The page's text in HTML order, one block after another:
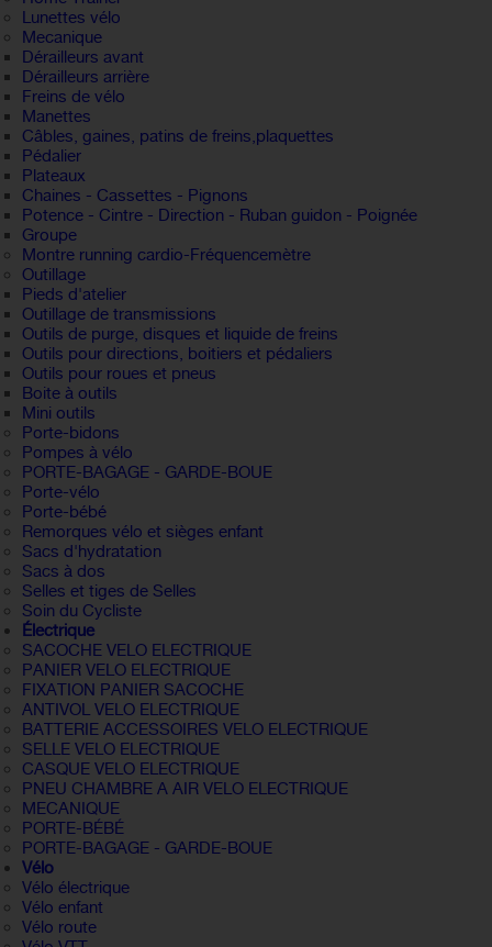
Lunettes vélo
Mecanique
Dérailleurs avant
Dérailleurs arrière
Freins de vélo
Manettes
Câbles, gaines, patins de freins,plaquettes
Pédalier
Plateaux
Chaines - Cassettes - Pignons
Potence - Cintre - Direction - Ruban guidon - Poignée
Groupe
Montre running cardio-Fréquencemètre
Outillage
Pieds d'atelier
Outillage de transmissions
Outils de purge, disques et liquide de freins
Outils pour directions, boitiers et pédaliers
Outils pour roues et pneus
Boite à outils
Mini outils
Porte-bidons
Pompes à vélo
PORTE-BAGAGE - GARDE-BOUE
Porte-vélo
Porte-bébé
Remorques vélo et sièges enfant
Sacs d'hydratation
Sacs à dos
Selles et tiges de Selles
Soin du Cycliste
Électrique
SACOCHE VELO ELECTRIQUE
PANIER VELO ELECTRIQUE
FIXATION PANIER SACOCHE
ANTIVOL VELO ELECTRIQUE
BATTERIE ACCESSOIRES VELO ELECTRIQUE
SELLE VELO ELECTRIQUE
CASQUE VELO ELECTRIQUE
PNEU CHAMBRE A AIR VELO ELECTRIQUE
MECANIQUE
PORTE-BÉBÉ
PORTE-BAGAGE - GARDE-BOUE
Vélo
Vélo électrique
Vélo enfant
Vélo route